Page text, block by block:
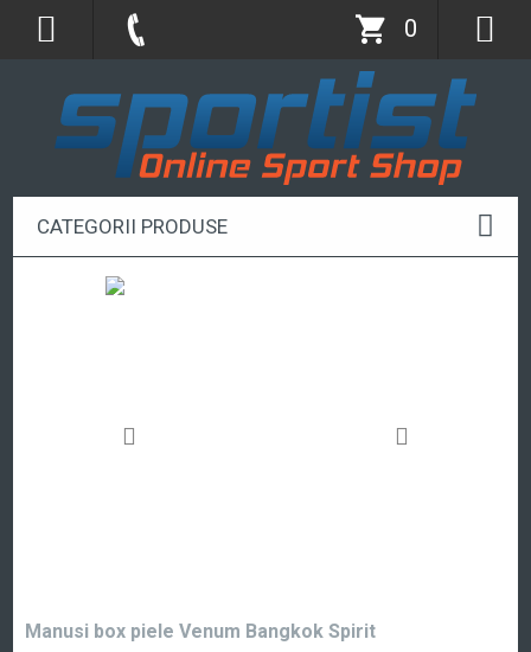
0
CATEGORII PRODUSE
Manusi box piele Venum Bangkok Spirit